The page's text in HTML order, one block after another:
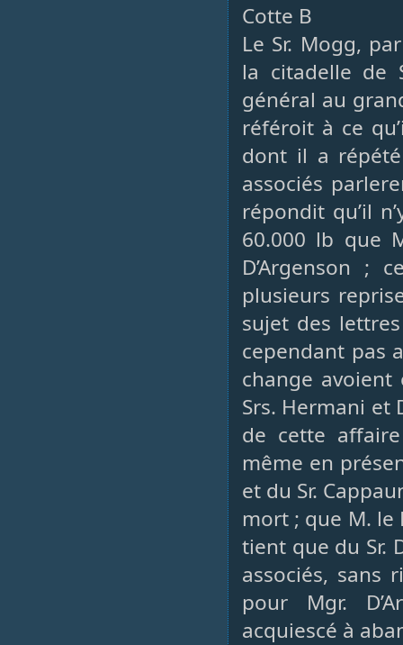
Cotte B
Le Sr. Mogg,
la citadelle de
général au
référoit à ce
dont il a
associés
répondit qu’il
60.000 lb que
D’Argenson ;
plusieurs
sujet des
cependant pas
change avoient
Srs. Hermani et
de cette
même en
et du Sr.
mort ; que M. le
tient que du Sr.
associés, sans
pour Mgr.
acquiescé à